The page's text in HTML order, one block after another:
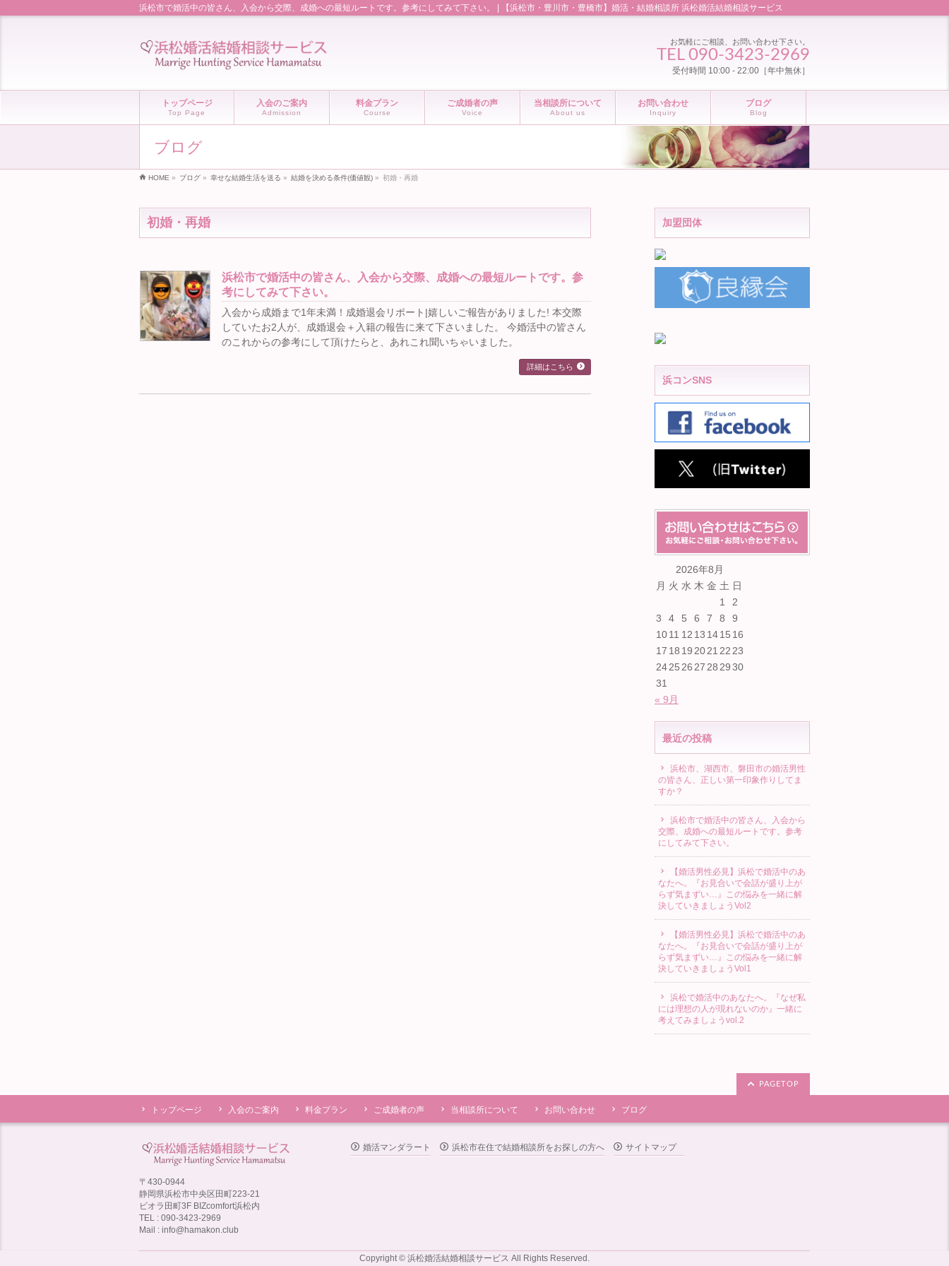
浜松市で婚活中の皆さん、入会から交際、成婚への最短ルートです。参考にしてみて下さい。 | 【浜松市・豊川市・豊橋市】婚活・結婚相談所 浜松婚活結婚相談サービス
お気軽にご相談、お問い合わせ下さい。
TEL 090-3423-2969
受付時間 10:00 - 22:00［年中無休］
トップページ
Top Page
入会のご案内
Admission
料金プラン
Course
ご成婚者の声
Voice
当相談所について
About us
お問い合わせ
Inquiry
ブログ
Blog
ブログ
HOME » ブログ » 幸せな結婚生活を送る » 結婚を決める条件(価値観) » 初婚・再婚
初婚・再婚
浜松市で婚活中の皆さん、入会から交際、成婚への最短ルートです。参
考にしてみて下さい。
入会から成婚まで1年未満！成婚退会リポート|嬉しいご報告がありました! 本交際
していたお2人が、成婚退会＋入籍の報告に来て下さいました。 今婚活中の皆さん
のこれからの参考にして頂けたらと、あれこれ聞いちゃいました。
詳細はこちら
加盟団体
浜コンSNS
2026年8月
月 火 水 木 金 土 日
1
2
3
4 5 6 7 8
9
1011 12 13 1415 16
17 18 1920212223
24252627282930
31
« 9月
最近の投稿
浜松市、湖西市、磐田市の婚活男性
の皆さん、正しい第一印象作りしてま
すか？
浜松市で婚活中の皆さん、入会から
交際、成婚への最短ルートです。参考
にしてみて下さい。
【婚活男性必見】浜松で婚活中のあ
なたへ。『お見合いで会話が盛り上が
らず気まずい…』この悩みを一緒に解
決していきましょうVol2
【婚活男性必見】浜松で婚活中のあ
なたへ。『お見合いで会話が盛り上が
らず気まずい…』この悩みを一緒に解
決していきましょうVol1
浜松で婚活中のあなたへ。『なぜ私
には理想の人が現れないのか』一緒に
考えてみましょうvol.2
PAGETOP
トップページ 入会のご案内 料金プラン ご成婚者の声 当相談所について お問い合わせ ブログ
〒430-0944
静岡県浜松市中央区田町223-21
ビオラ田町3F BIZcomfort浜松内
TEL : 090-3423-2969
Mail : info@hamakon.club
婚活マンダラート 浜松市在住で結婚相談所をお探しの方へ サイトマップ
Copyright © 浜松婚活結婚相談サービス All Rights Reserved.